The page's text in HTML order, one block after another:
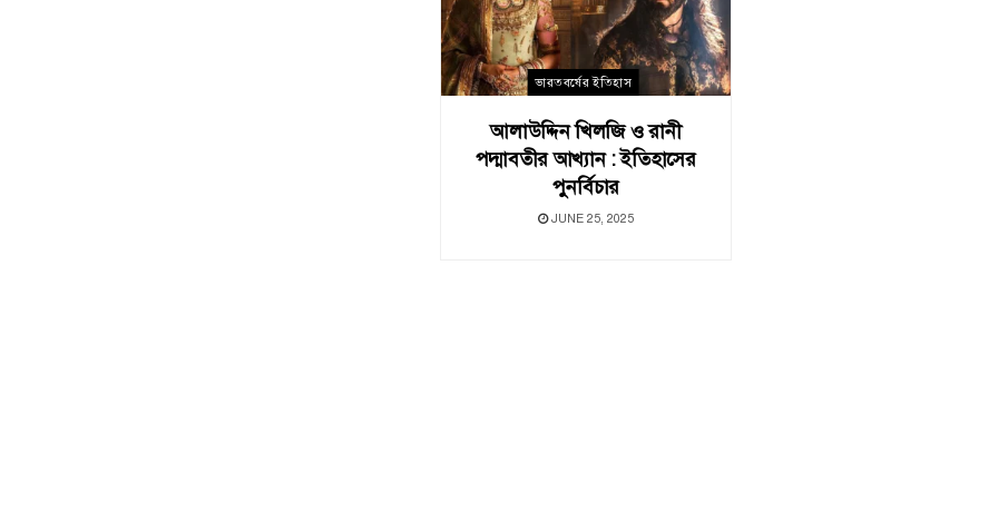
ভারতবর্ষের ইতিহাস
আলাউদ্দিন খিলজি ও রানী
পদ্মাবতীর আখ্যান : ইতিহাসের
পুনর্বিচার
JUNE 25, 2025